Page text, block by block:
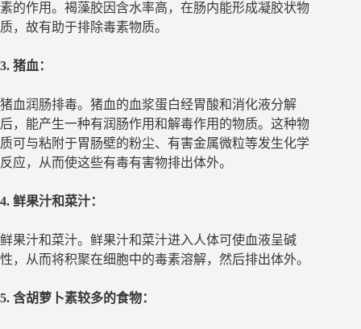
素的作用。褐藻胶因含水率高，在肠内能形成凝胶状物
质，故有助于排除毒素物质。
3. 猪血：
猪血润肠排毒。猪血的血浆蛋白经胃酸和消化液分解
后，能产生一种有润肠作用和解毒作用的物质。这种物
质可与粘附于胃肠壁的粉尘、有害金属微粒等发生化学
反应，从而使这些有毒有害物排出体外。
4. 鲜果汁和菜汁：
鲜果汁和菜汁。鲜果汁和菜汁进入人体可使血液呈碱
性，从而将积聚在细胞中的毒素溶解，然后排出体外。
5. 含胡萝卜素较多的食物：